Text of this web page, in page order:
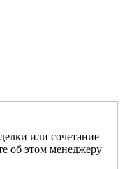
или сочетание
об этом менеджеру